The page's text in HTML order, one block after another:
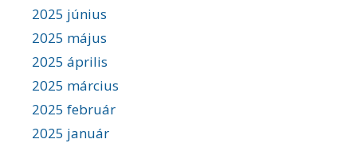
2025 június
2025 május
2025 április
2025 március
2025 február
2025 január